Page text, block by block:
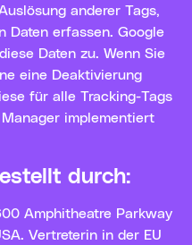
anderer Tags,
Daten erfassen. Google
Daten zu. Wenn Sie
eine Deaktivierung
für alle Tracking-Tags
implementiert
durch:
Amphitheatre Parkway
Vertreterin in der EU